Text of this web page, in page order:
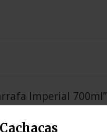
Imperial 700ml”